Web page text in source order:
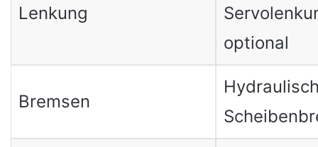
Lenkung
optional
Bremsen